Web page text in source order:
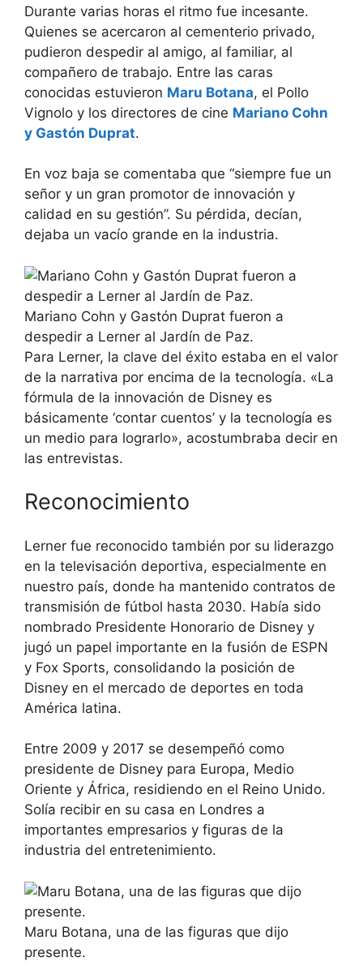
Durante varias horas el ritmo fue incesante.
Quienes se acercaron al cementerio privado,
pudieron despedir al amigo, al familiar, al
compañero de trabajo. Entre las caras
conocidas estuvieron Maru Botana, el Pollo
Vignolo y los directores de cine Mariano Cohn
y Gastón Duprat.
En voz baja se comentaba que “siempre fue un
señor y un gran promotor de innovación y
calidad en su gestión”. Su pérdida, decían,
dejaba un vacío grande en la industria.
Mariano Cohn y Gastón Duprat fueron a
despedir a Lerner al Jardín de Paz.
Para Lerner, la clave del éxito estaba en el valor
de la narrativa por encima de la tecnología. «La
fórmula de la innovación de Disney es
básicamente ‘contar cuentos’ y la tecnología es
un medio para lograrlo», acostumbraba decir en
las entrevistas.
Reconocimiento
Lerner fue reconocido también por su liderazgo
en la televisación deportiva, especialmente en
nuestro país, donde ha mantenido contratos de
transmisión de fútbol hasta 2030. Había sido
nombrado Presidente Honorario de Disney y
jugó un papel importante en la fusión de ESPN
y Fox Sports, consolidando la posición de
Disney en el mercado de deportes en toda
América latina.
Entre 2009 y 2017 se desempeñó como
presidente de Disney para Europa, Medio
Oriente y África, residiendo en el Reino Unido.
Solía recibir en su casa en Londres a
importantes empresarios y figuras de la
industria del entretenimiento.
Maru Botana, una de las figuras que dijo
presente.